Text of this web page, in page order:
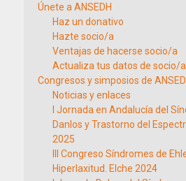
Únete a ANSEDH
Haz un donativo
Hazte socio/a
Ventajas de hacerse socio/a
Actualiza tus datos de socio/a
Congresos y simposios de
Noticias y enlaces
I Jornada en Andalucía del
Danlos y Trastorno del
2025
III Congreso Síndromes de
Hiperlaxitud. Elche 2024